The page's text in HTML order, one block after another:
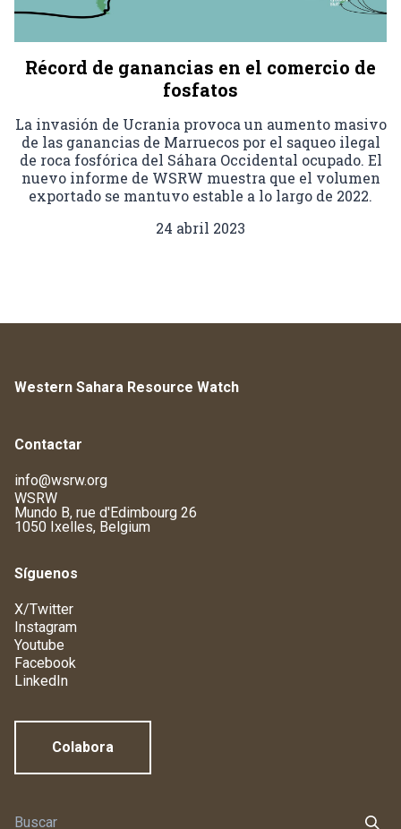
Récord de ganancias en el comercio de
fosfatos
La invasión de Ucrania provoca un aumento masivo
de las ganancias de Marruecos por el saqueo ilegal
de roca fosfórica del Sáhara Occidental ocupado. El
nuevo informe de WSRW muestra que el volumen
exportado se mantuvo estable a lo largo de 2022.
24 abril 2023
Western Sahara Resource Watch
Contactar
info@wsrw.org
WSRW
Mundo B, rue d'Edimbourg 26
1050 Ixelles, Belgium
Síguenos
X/Twitter
Instagram
Youtube
Facebook
LinkedIn
Colabora